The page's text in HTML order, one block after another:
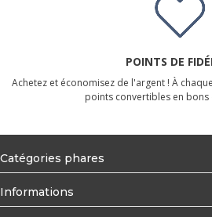
POINTS DE
Achetez et économisez de l'argent ! À
points convertibles en bons
Catégories phares
Informations